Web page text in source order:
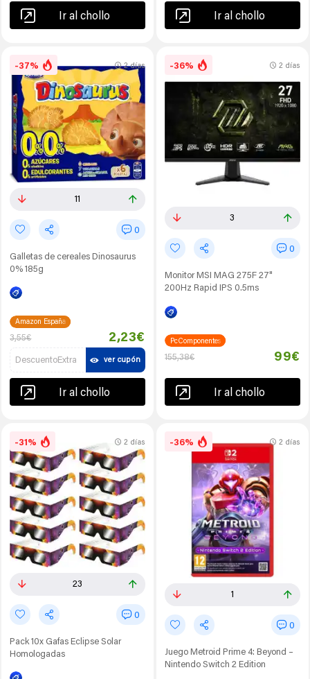
Ir al chollo Ir al chollo
-37%
11
0
Galletas de cereales Dinosaurus
0% 185g
2 días
Amazon España
3,55€ 2,23€
DescuentoExtra ver cupón
Ir al chollo
-36%
3
0
Monitor MSI MAG 275F 27"
200Hz Rapid IPS 0.5ms
2 días
PcComponentes
155,38€ 99€
Ir al chollo
-31%
23
0
Pack 10x Gafas Eclipse Solar
Homologadas
2 días -36%
1
0
Juego Metroid Prime 4: Beyond –
Nintendo Switch 2 Edition
2 días